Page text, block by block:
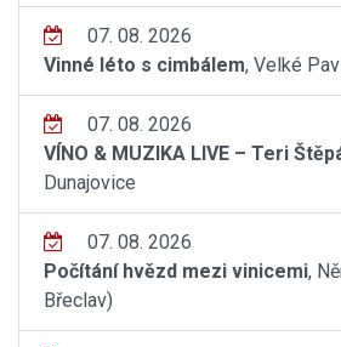
07. 08. 2026
Vinné léto s cimbálem, Velké
07. 08. 2026
VÍNO & MUZIKA LIVE – Teri
Dunajovice
07. 08. 2026
Počítání hvězd mezi vinicemi,
Břeclav)